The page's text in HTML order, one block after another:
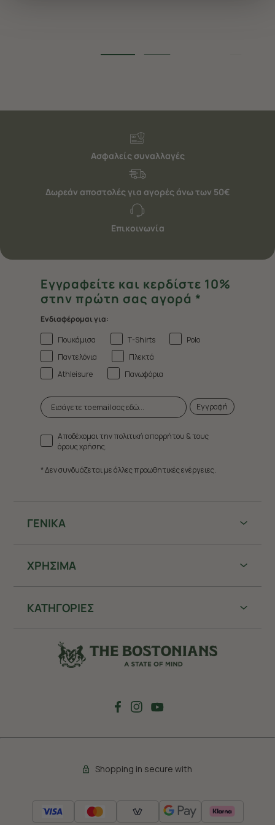
Ασφαλείς συναλλαγές
Δωρεάν αποστολές για αγορές άνω των 50€
Επικοινωνία
ΓΕΝΙΚΑ
ΧΡHΣΙΜΑ
ΚΑΤΗΓΟΡΙΕΣ
Εγγραφείτε και κερδίστε 10%
στην πρώτη σας αγορά *
Ενδιαφέρομαι για:
Πουκάμισα
T-Shirts
Polo
Παντελόνια
Πλεκτά
Athleisure
Πανωφόρια
Εγγραφή
Αποδέχομαι την πολιτική απορρήτου & τους
όρους χρήσης.
* Δεν συνδυάζεται με άλλες προωθητικές ενέργειες.
Shopping in secure with